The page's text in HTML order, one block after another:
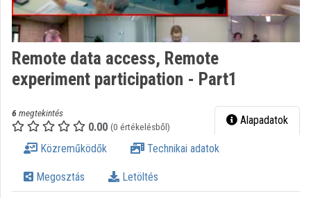
Lejátszási listák
Intézmények
Közreműködők
Remote data access, Remote
experiment participation - Part1
6 megtekintés
0.00 (0 értékelésből) Alapadatok
Közreműködők Technikai adatok
Megosztás Letöltés